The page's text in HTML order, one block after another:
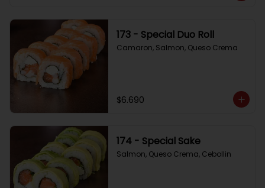
173 - Special Duo Roll
Camaron, Salmon, Queso Crema
$6.690
174 - Special Sake
Salmon, Queso Crema, Cebollin